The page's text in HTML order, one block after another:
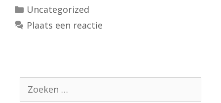
Categorieën
Uncategorized
Plaats een reactie
naar: